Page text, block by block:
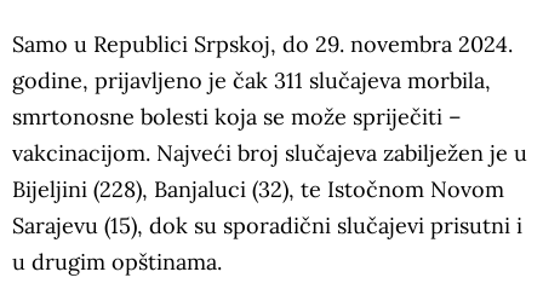
Samo u Republici Srpskoj, do 29. novembra 2024.
godine, prijavljeno je čak 311 slučajeva morbila,
smrtonosne bolesti koja se može spriječiti –
vakcinacijom. Najveći broj slučajeva zabilježen je u
Bijeljini (228), Banjaluci (32), te Istočnom Novom
Sarajevu (15), dok su sporadični slučajevi prisutni i
u drugim opštinama.